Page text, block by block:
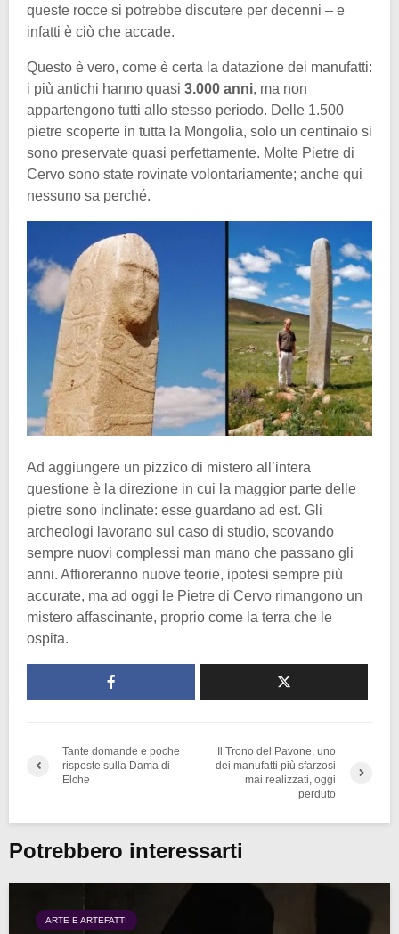
queste rocce si potrebbe discutere per decenni – e
infatti è ciò che accade.
Questo è vero, come è certa la datazione dei manufatti:
i più antichi hanno quasi 3.000 anni, ma non
appartengono tutti allo stesso periodo. Delle 1.500
pietre scoperte in tutta la Mongolia, solo un centinaio si
sono preservate quasi perfettamente. Molte Pietre di
Cervo sono state rovinate volontariamente; anche qui
nessuno sa perché.
Ad aggiungere un pizzico di mistero all’intera
questione è la direzione in cui la maggior parte delle
pietre sono inclinate: esse guardano ad est. Gli
archeologi lavorano sul caso di studio, scovando
sempre nuovi complessi man mano che passano gli
anni. Affioreranno nuove teorie, ipotesi sempre più
accurate, ma ad oggi le Pietre di Cervo rimangono un
mistero affascinante, proprio come la terra che le
ospita.
Tante domande e poche
risposte sulla Dama di
Elche
Il Trono del Pavone, uno
dei manufatti più sfarzosi
mai realizzati, oggi
perduto
Potrebbero interessarti
ARTE E ARTEFATTI